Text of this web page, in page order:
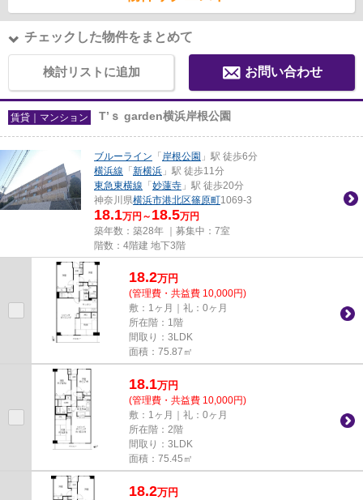
チェックした物件をまとめて
検討リストに追加 お問い合わせ
賃貸｜マンション T’ｓ garden横浜岸根公園
ブルーライン 「 岸根公園 」駅 徒歩6分
横浜線 「 新横浜 」駅 徒歩11分
東急東横線 「 妙蓮寺 」駅 徒歩20分
神奈川県横浜市港北区篠原町1069-3
18.1万円～ 18.5万円
築年数：築28年 ｜募集中： 7室
階数：4階建 地下3階
18.2万円
(管理費・共益費 10,000円)
敷：1ヶ月｜礼：0ヶ月
所在階：1階
間取り：3LDK
面積：75.87㎡
18.1万円
(管理費・共益費 10,000円)
敷：1ヶ月｜礼：0ヶ月
所在階：2階
間取り：3LDK
面積：75.45㎡
18.2万円